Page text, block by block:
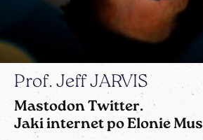
Prof. Jeff JARVIS
Mastodon Twitter.
Jaki internet po Elonie